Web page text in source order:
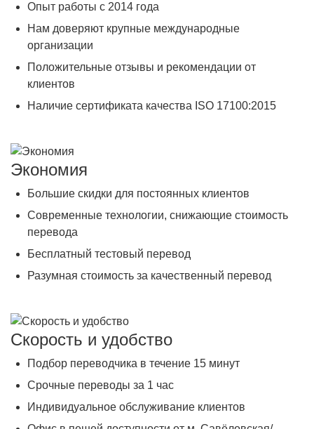
Опыт работы с 2014 года
Нам доверяют крупные международные
организации
Положительные отзывы и рекомендации от
клиентов
Наличие сертификата качества ISO 17100:2015
Экономия
Большие скидки для постоянных клиентов
Современные технологии, снижающие стоимость
перевода
Бесплатный тестовый перевод
Разумная стоимость за качественный перевод
Скорость и удобство
Подбор переводчика в течение 15 минут
Срочные переводы за 1 час
Индивидуальное обслуживание клиентов